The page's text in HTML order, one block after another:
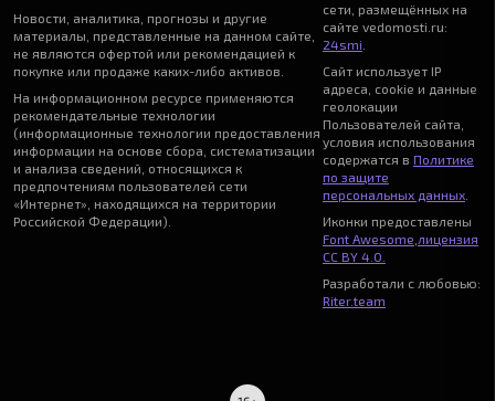
Новости, аналитика, прогнозы и другие
материалы, представленные на данном сайте,
не являются офертой или рекомендацией к
покупке или продаже каких-либо активов.
На информационном ресурсе применяются
рекомендательные технологии
(информационные технологии предоставления
информации на основе сбора, систематизации
и анализа сведений, относящихся к
предпочтениям пользователей сети
«Интернет», находящихся на территории
Российской Федерации).
сети, размещённых на
сайте vedomosti.ru:
24smi
Сайт использует IP
адреса, cookie и данные
геолокации
Пользователей сайта,
условия использования
содержатся в Политике
по защите
персональных данных.
Иконки предоставлены
Font Awesome лицензия
CC BY 4.0.
Разработали с любовью:
Riter.team